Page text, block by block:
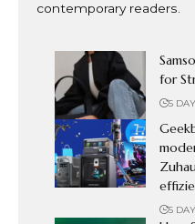
contemporary readers.
for
5
5